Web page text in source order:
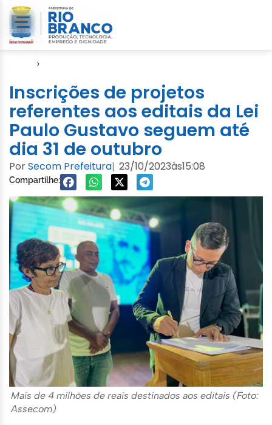
›
Inscrições de projetos
referentes aos editais da Lei
Paulo Gustavo seguem até
dia 31 de outubro
PorSecom Prefeitura| 23/10/2023às15:08
Compartilhe:
Mais de 4 milhões de reais destinados aos editais (Foto:
Assecom)